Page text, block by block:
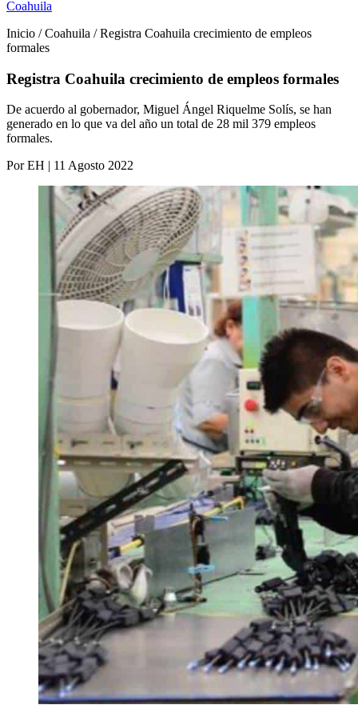
Coahuila
Inicio / Coahuila / Registra Coahuila crecimiento de empleos
formales
Registra Coahuila crecimiento de empleos formales
De acuerdo al gobernador, Miguel Ángel Riquelme Solís, se han
generado en lo que va del año un total de 28 mil 379 empleos
formales.
Por EH | 11 Agosto 2022